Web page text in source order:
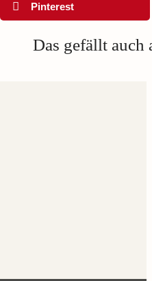
Pinterest
Das gefällt auch